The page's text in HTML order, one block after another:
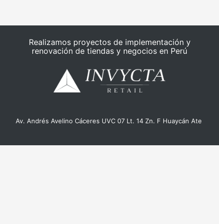
Realizamos proyectos de implementación y
renovación de tiendas y negocios en Perú
Av. Andrés Avelino Cáceres UVC 07 Lt. 14 Zn. F Huaycán Ate